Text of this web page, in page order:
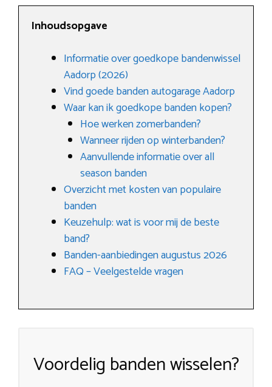
Inhoudsopgave
Informatie over goedkope bandenwissel
Aadorp (2026)
Vind goede banden autogarage Aadorp
Waar kan ik goedkope banden kopen?
Hoe werken zomerbanden?
Wanneer rijden op winterbanden?
Aanvullende informatie over all
season banden
Overzicht met kosten van populaire
banden
Keuzehulp: wat is voor mij de beste
band?
Banden-aanbiedingen augustus 2026
FAQ – Veelgestelde vragen
Voordelig banden wisselen?